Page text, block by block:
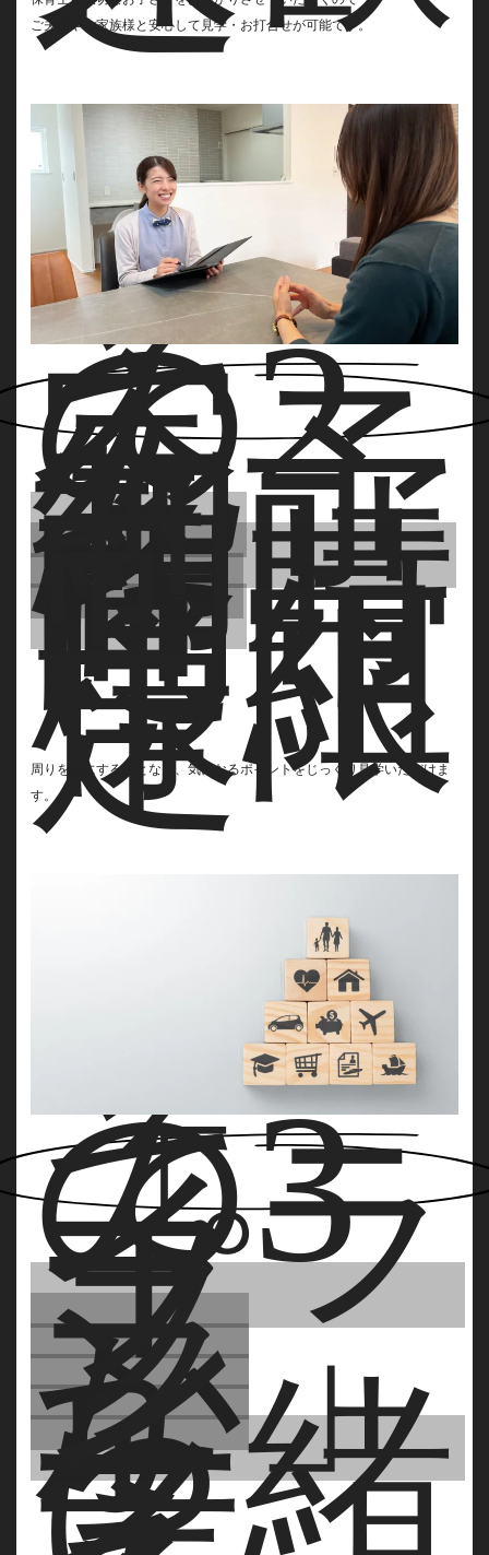
ご夫婦やご家族様と安心して見学・お打合せが可能です。
そ
の2
完
全予
約
制
各時
間帯
に
１組
様限
定
周りを気にすることなく、気になるポイントをじっくり見学いただけま
す。
そ
の3
「ラ
イ
フ
プ
ラ
ン」
か
ら
一緒
に